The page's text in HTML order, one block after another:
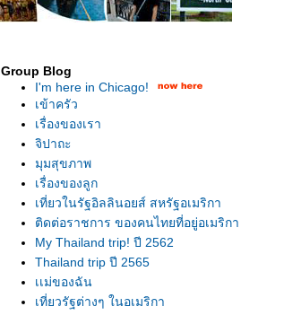
Group Blog
I'm here in Chicago!
เข้าครัว
เรื่องของเรา
จิปาถะ
มุมสุขภาพ
เรื่องของลูก
เที่ยวในรัฐอิลลินอยส์ สหรัฐอเมริกา
ติดต่อราชการ ของคนไทยที่อยู่อเมริกา
My Thailand trip! ปี 2562
Thailand trip ปี 2565
เเม่ของฉัน
เที่ยวรัฐต่างๆ ในอเมริกา